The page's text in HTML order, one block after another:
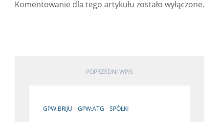
Komentowanie dla tego artykułu zostało wyłączone.
POPRZEDNI WPIS
GPW:BRIJU GPW:ATG SPÓŁKI